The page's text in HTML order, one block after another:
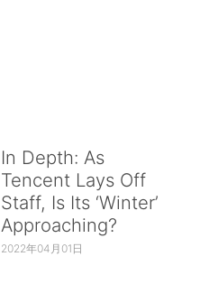
In Depth: As
Tencent Lays Off
Staff, Is Its ‘Winter’
Approaching?
2022年04月01日